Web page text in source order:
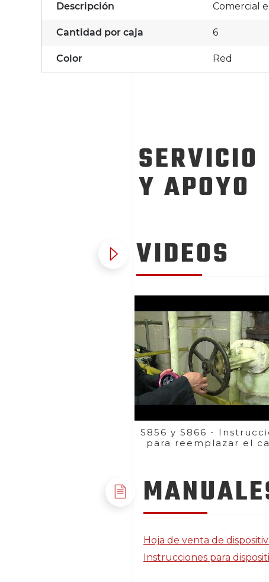
Descripción Comercial
Cantidad por caja 6
Color Red
SERVICIO
Y APOYO
VIDEOS
S856 y S866 -
para reemplazar el
Hoja de venta de
Instrucciones para